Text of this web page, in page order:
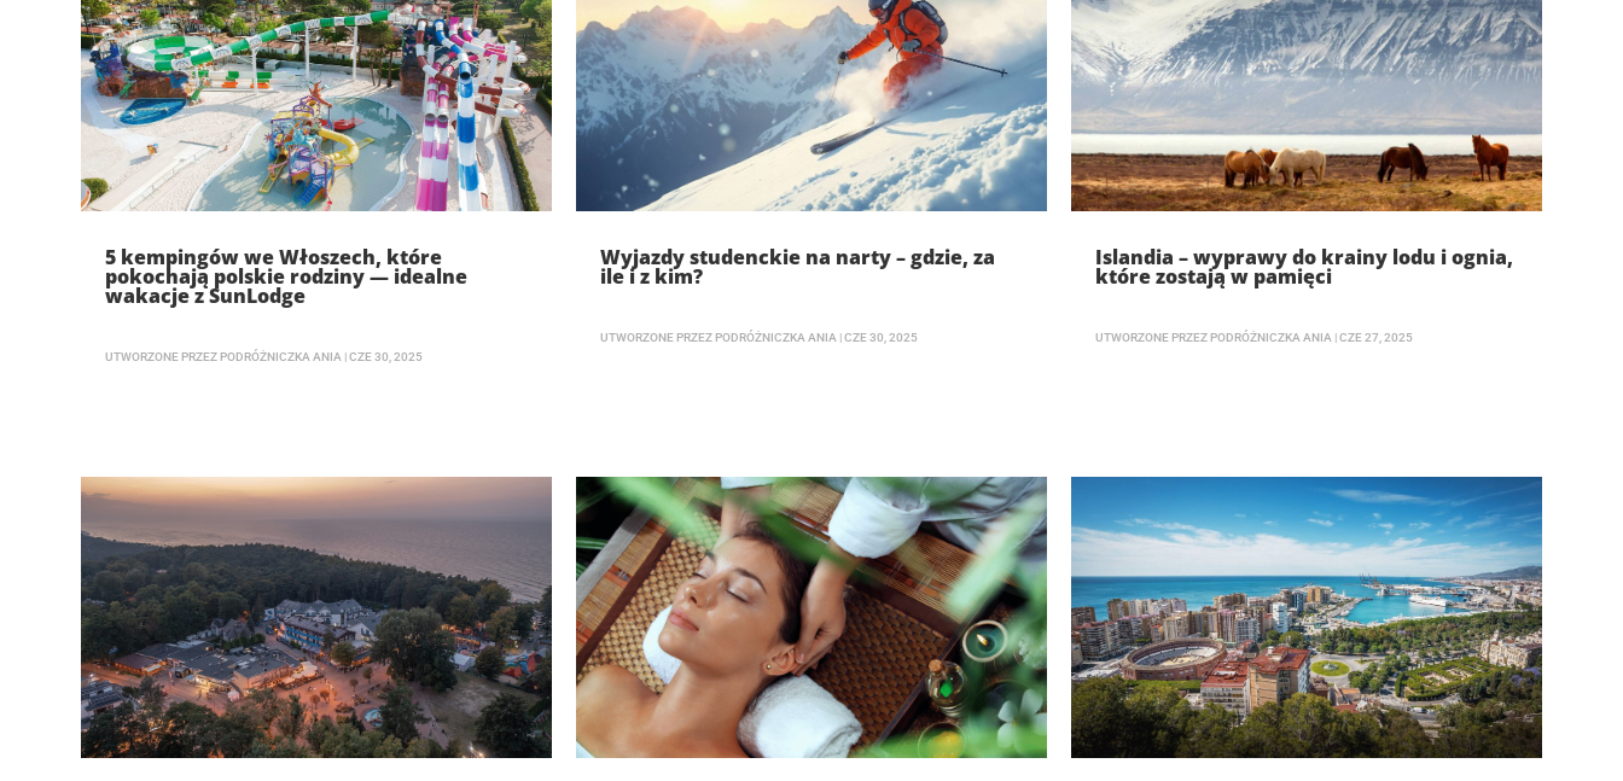
5 kempingów we Włoszech, które
pokochają polskie rodziny — idealne
wakacje z SunLodge
UTWORZONE PRZEZ PODRÓŻNICZKA ANIA |CZE 30, 2025
Wyjazdy studenckie na narty – gdzie, za
ile i z kim?
UTWORZONE PRZEZ PODRÓŻNICZKA ANIA |CZE 30, 2025
Islandia – wyprawy do krainy lodu i ognia,
które zostają w pamięci
UTWORZONE PRZEZ PODRÓŻNICZKA ANIA |CZE 27, 2025